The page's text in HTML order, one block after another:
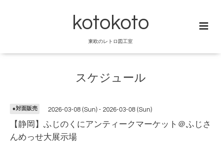
kotokoto
東欧のレトロ図工室
スケジュール
●対面販売 2026-03-08 (Sun) - 2026-03-08 (Sun)
【静岡】ふじのくにアンティークマーケット＠ふじさ
んめっせ大展示場